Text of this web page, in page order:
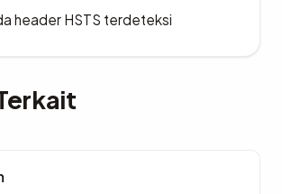
header HSTS terdeteksi